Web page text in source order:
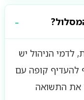
לדמי הניהול יש
להעדיף קופה עם
את התשואה